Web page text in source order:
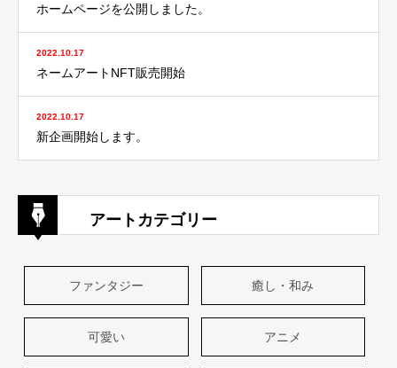
ホームページを公開しました。
2022.10.17
ネームアートNFT販売開始
2022.10.17
新企画開始します。
アートカテゴリー
ファンタジー 癒し・和み
可愛い アニメ